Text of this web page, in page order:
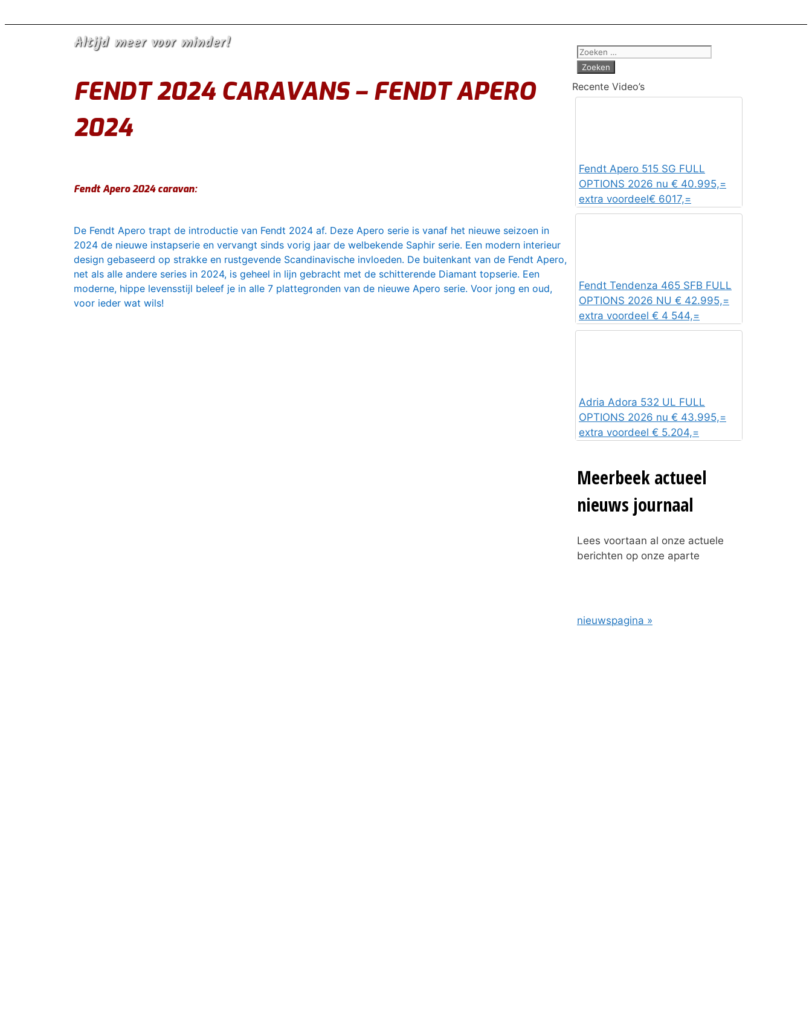
Altijd meer voor minder!
FENDT 2024 CARAVANS – FENDT APERO
2024
Fendt Apero 2024 caravan:
De Fendt Apero trapt de introductie van Fendt 2024 af. Deze Apero serie is vanaf het nieuwe seizoen in
2024 de nieuwe instapserie en vervangt sinds vorig jaar de welbekende Saphir serie. Een modern interieur
design gebaseerd op strakke en rustgevende Scandinavische invloeden. De buitenkant van de Fendt Apero,
net als alle andere series in 2024, is geheel in lijn gebracht met de schitterende Diamant topserie. Een
moderne, hippe levensstijl beleef je in alle 7 plattegronden van de nieuwe Apero serie. Voor jong en oud,
voor ieder wat wils!
Zoek
naar:
Recente Video’s
Fendt Apero 515 SG FULL
OPTIONS 2026 nu € 40.995,=
extra voordeel€ 6017,=
Fendt Tendenza 465 SFB FULL
OPTIONS 2026 NU € 42.995,=
extra voordeel € 4 544,=
Adria Adora 532 UL FULL
OPTIONS 2026 nu € 43.995,=
extra voordeel € 5.204,=
Meerbeek actueel
nieuws journaal
Lees voortaan al onze actuele
berichten op onze aparte
nieuwspagina »